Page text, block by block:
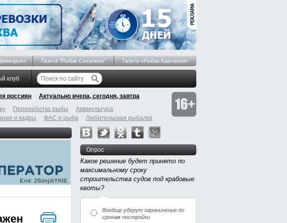
Газета "Рыбак Сахалина" Газета «Рыбак Камчатки»
клуб
россиян
Актуально вчера, сегодня, завтра
Переработка рыбы
Аквакультура
и кадры ФАС и рыба Любительская рыбалка
Опрос
Какое решение будет принято по
максимальному сроку
строительства судов под крабовые
квоты?
Вообще уберут ограничение по
срокам постройки